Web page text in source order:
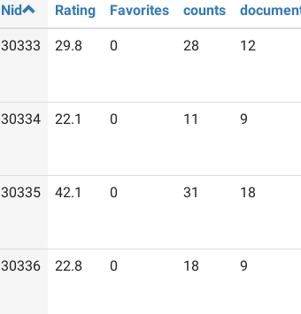
Nid Rating
Favorites
counts
30333 29.8 0 28 12
30334 22.1 0 11 9
30335 42.1 0 31 18
30336 22.8 0 18 9